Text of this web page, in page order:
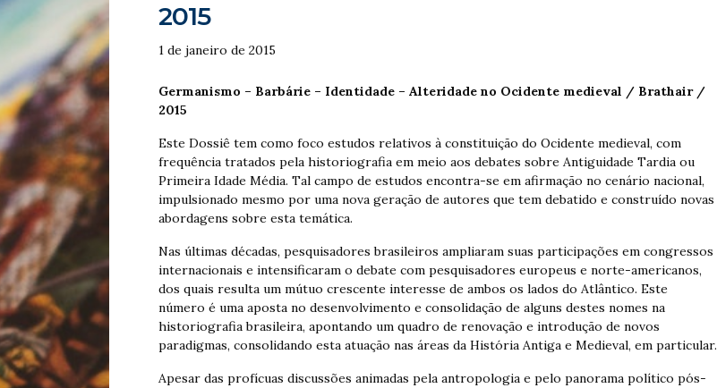
2015
1 de janeiro de 2015
Germanismo – Barbárie – Identidade – Alteridade no Ocidente medieval / Brathair /
2015
Este Dossiê tem como foco estudos relativos à constituição do Ocidente medieval, com
frequência tratados pela historiografia em meio aos debates sobre Antiguidade Tardia ou
Primeira Idade Média. Tal campo de estudos encontra-se em afirmação no cenário nacional,
impulsionado mesmo por uma nova geração de autores que tem debatido e construído novas
abordagens sobre esta temática.
Nas últimas décadas, pesquisadores brasileiros ampliaram suas participações em congressos
internacionais e intensificaram o debate com pesquisadores europeus e norte-americanos,
dos quais resulta um mútuo crescente interesse de ambos os lados do Atlântico. Este
número é uma aposta no desenvolvimento e consolidação de alguns destes nomes na
historiografia brasileira, apontando um quadro de renovação e introdução de novos
paradigmas, consolidando esta atuação nas áreas da História Antiga e Medieval, em particular.
Apesar das profícuas discussões animadas pela antropologia e pelo panorama político pós-